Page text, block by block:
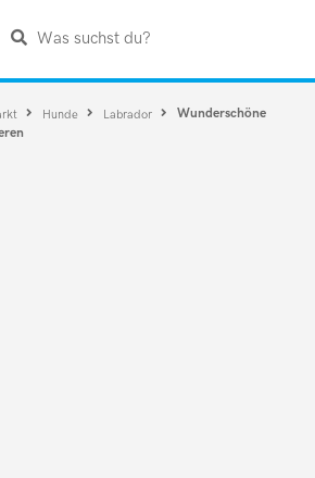
Was suchst du?
Hunde Labrador
Wunderschöne